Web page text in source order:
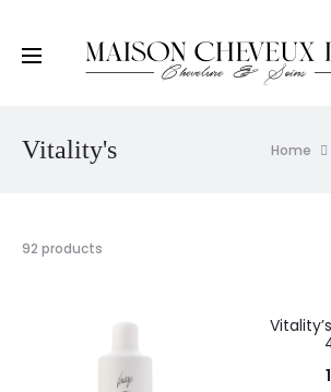
Vitality's Home
92 products